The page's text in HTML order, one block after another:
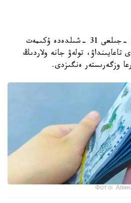
استانا. قازاقپارات - 2026 -جىلعى 31 -شىلدەدە ۇكىمەت
تاعايىنداۋ، تولەۋ جانە ولاردىڭ
وزگەرىستەر ەنگىزدى.
Фото: